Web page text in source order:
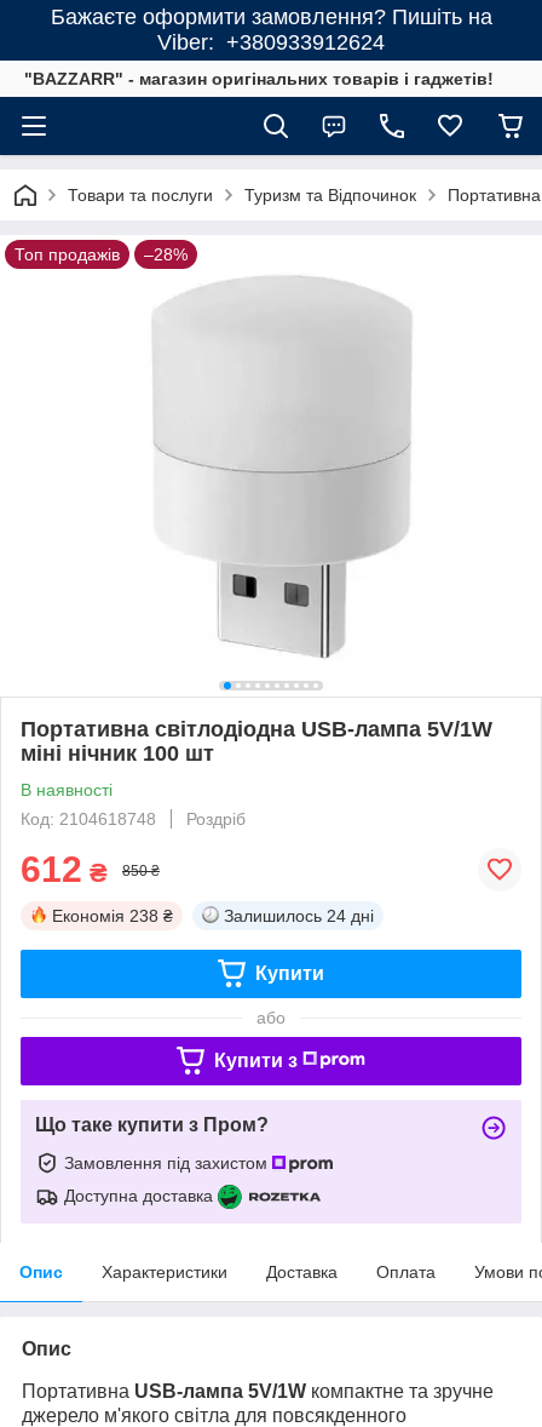
Бажаєте оформити замовлення? Пишіть на
Viber: +380933912624
"BAZZARR" - магазин оригінальних товарів і гаджетів!
Товари та послуги Туризм та Відпочинок
Топ продажів –28%
Портативна світлодіодна USB-лампа 5V/1W
міні нічник 100 шт
В наявності
Код: 2104618748
Роздріб
612 ₴ 850 ₴
Економія 238 ₴ Залишилось 24 дні
Купити
або
Купити з
Що таке купити з Пром?
Замовлення під захистом
Доступна доставка
Опис Характеристики Доставка Оплата Умови
Опис
Портативна USB-лампа 5V/1W компактне та зручне
джерело м'якого світла для повсякденного